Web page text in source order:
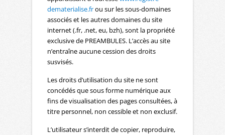
dematerialise.frou sur les sous-domaines
associés et les autres domaines du site
internet (.fr, .net, eu, bzh), sont la propriété
exclusive de PREAMBULES. L’accès au site
n’entraîne aucune cession des droits
susvisés.
Les droits d’utilisation du site ne sont
concédés que sous forme numérique aux
fins de visualisation des pages consultées, à
titre personnel, non cessible et non exclusif.
L’utilisateur s’interdit de copier, reproduire,